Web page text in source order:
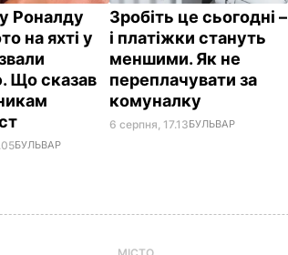
Роналду
на яхті у
Що сказав
БУЛЬВАР
Зробіть це сьогодні –
і платіжки стануть
меншими. Як не
переплачувати за
комуналку
6 серпня, 17.13БУЛЬВАР